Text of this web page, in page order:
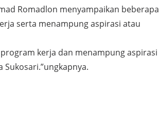
Romadlon menyampaikan beberapa
serta menampung aspirasi atau
kerja dan menampung aspirasi